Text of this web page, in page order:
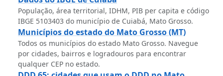
População, área territorial, IDHM, PIB per capita e código
IBGE 5103403 do município de Cuiabá, Mato Grosso.
Municípios do estado do Mato Grosso (MT)
Todos os municípios do estado Mato Grosso. Navegue
por cidades, bairros e logradouros para encontrar
qualquer CEP no estado.